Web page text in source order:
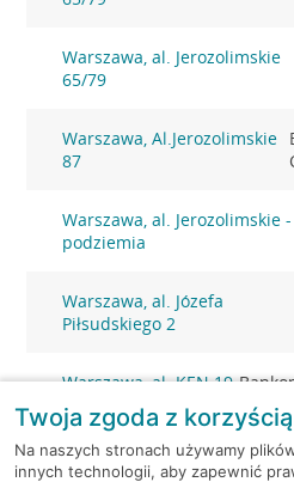
Warszawa, al. Jerozolimskie
65/79
Warszawa, Al.Jerozolimskie
87
Warszawa, al. Jerozolimskie -
podziemia
Warszawa, al. Józefa
Piłsudskiego 2
Warszawa, al. KEN 19
Warszawa, al. KEN 20
Twoja zgoda z
Na naszych stronach używamy
innych technologii, aby zapewnić